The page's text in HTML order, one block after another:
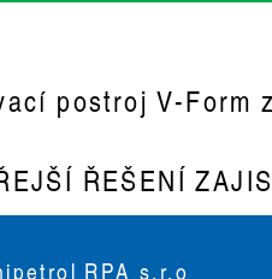
postroj V-Form
ŘEŠENÍ
RPA s.r.o